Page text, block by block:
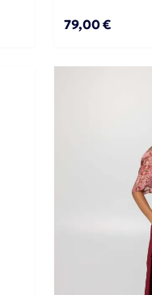
79,00 €